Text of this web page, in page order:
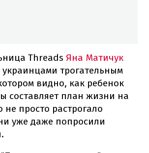
Threads Яна Матичук
украинцами трогательным
видно, как ребенок
составляет план жизни на
не просто растрогало
уже даже попросили